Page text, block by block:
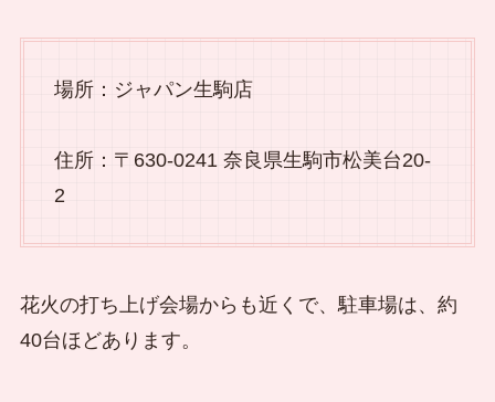
場所：ジャパン生駒店
住所：〒630-0241 奈良県生駒市松美台20-
2
花火の打ち上げ会場からも近くで、駐車場は、約
40台ほどあります。